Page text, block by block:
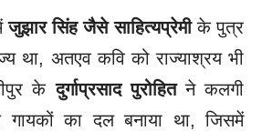
जुझार सिंह जैसे साहित्यप्रेमीके पुत्र
था, अतएव कवि को राज्याश्रय भी
केदुर्गाप्रसाद पुरोहितने कलगी
गायकों का दल बनाया था, जिसमें